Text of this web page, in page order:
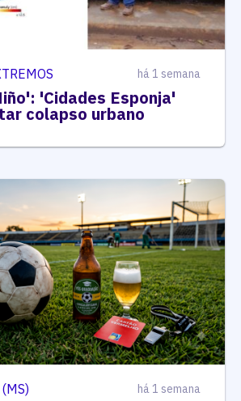
há 1 semana
'Cidades Esponja'
colapso urbano
há 1 semana